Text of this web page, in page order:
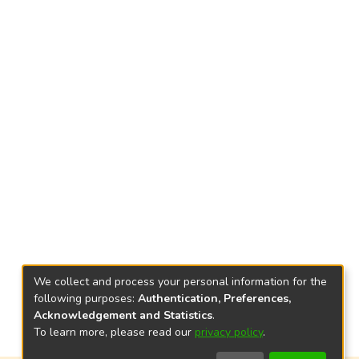
We collect and process your personal information for the
following purposes: Authentication, Preferences,
Acknowledgement and Statistics.
To learn more, please read our privacy policy.